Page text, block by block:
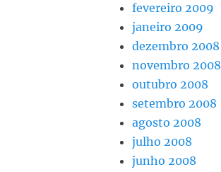
fevereiro 2009
janeiro 2009
dezembro 2008
novembro 2008
outubro 2008
setembro 2008
agosto 2008
julho 2008
junho 2008